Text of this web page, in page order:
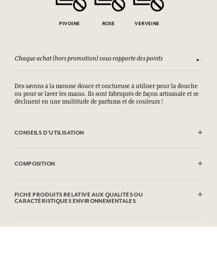
PIVOINE ROSE VERVEINE
Chaque achat (hors promotion) vous rapporte des points
Des savons à la mousse douce et onctueuse à utiliser pour la douche
ou pour se laver les mains. Ils sont fabriqués de façon artisanale et se
déclinent en une multitude de parfums et de couleurs !
CONSEILS D'UTILISATION
COMPOSITION
(Fragrance), Glycerin, Sodium Chloride, Sodium Hydroxide,
Etidronic Acid, Geraniol, Citronellol, Eugenol, Cinnamyl Alcohol, CI
FICHE PRODUITS RELATIVE AUX QUALITÉS OU
CARACTÉRISTIQUES ENVIRONNEMENTALES